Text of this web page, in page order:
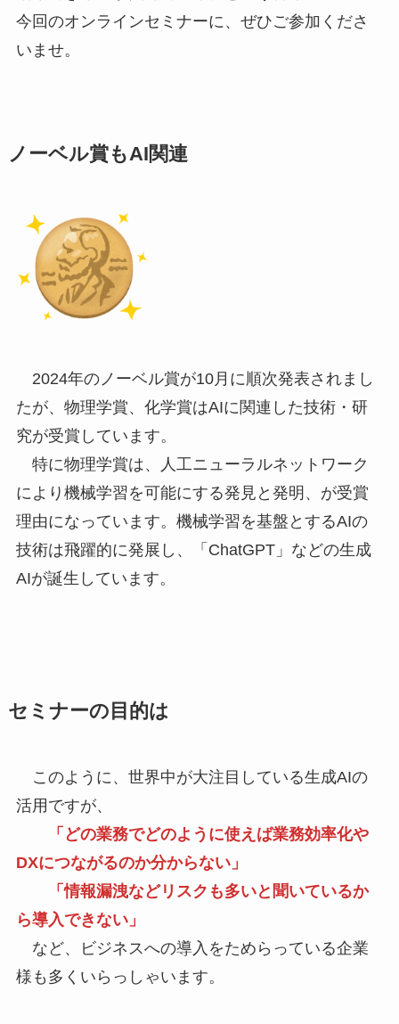
今回のオンラインセミナーに、ぜひご参加くださ
いませ。
ノーベル賞もAI関連
2024年のノーベル賞が10月に順次発表されまし
たが、物理学賞、化学賞はAIに関連した技術・研
究が受賞しています。
特に物理学賞は、人工ニューラルネットワーク
により機械学習を可能にする発見と発明、が受賞
理由になっています。機械学習を基盤とするAIの
技術は飛躍的に発展し、「ChatGPT」などの生成
AIが誕生しています。
セミナーの目的は
このように、世界中が大注目している生成AIの
活用ですが、
「どの業務でどのように使えば業務効率化や
DXにつながるのか分からない」
「情報漏洩などリスクも多いと聞いているか
ら導入できない」
など、ビジネスへの導入をためらっている企業
様も多くいらっしゃいます。